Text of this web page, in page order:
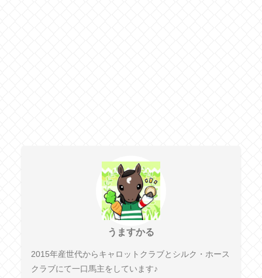
うますかる
2015年産世代からキャロットクラブとシルク・ホース
クラブにて一口馬主をしています♪